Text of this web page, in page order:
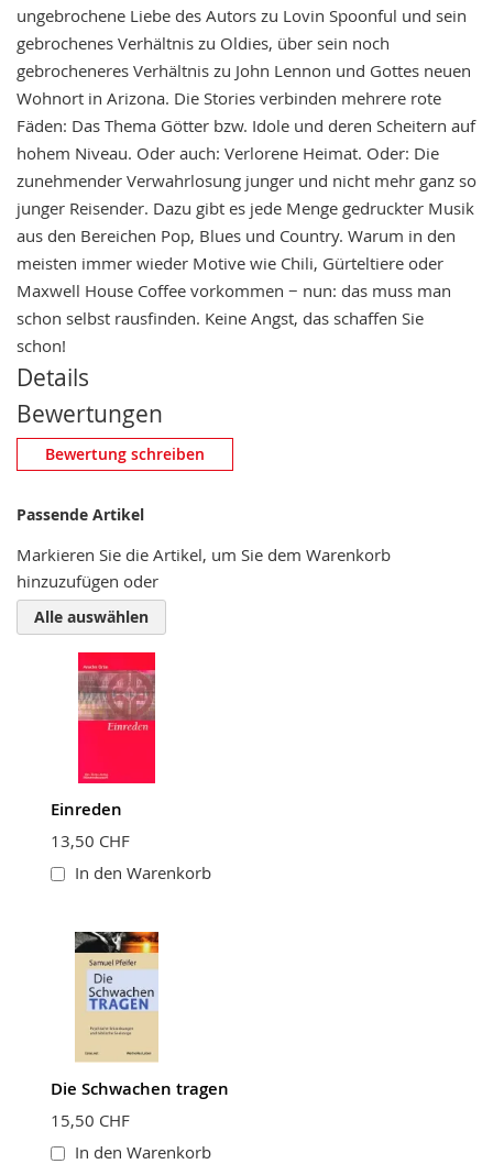
ungebrochene Liebe des Autors zu Lovin Spoonful und sein
gebrochenes Verhältnis zu Oldies, über sein noch
gebrocheneres Verhältnis zu John Lennon und Gottes neuen
Wohnort in Arizona. Die Stories verbinden mehrere rote
Fäden: Das Thema Götter bzw. Idole und deren Scheitern auf
hohem Niveau. Oder auch: Verlorene Heimat. Oder: Die
zunehmender Verwahrlosung junger und nicht mehr ganz so
junger Reisender. Dazu gibt es jede Menge gedruckter Musik
aus den Bereichen Pop, Blues und Country. Warum in den
meisten immer wieder Motive wie Chili, Gürteltiere oder
Maxwell House Coffee vorkommen − nun: das muss man
schon selbst rausfinden. Keine Angst, das schaffen Sie
schon!
Details
Bewertungen
Eigene Bewertung schreiben
Nickname
Zusammenfassung
Bewertung
Bewertung schreiben
Passende Artikel
Markieren Sie die Artikel, um Sie dem Warenkorb
hinzuzufügen oder
Alle auswählen
Einreden
13,50 CHF
In den Warenkorb
Die Schwachen tragen
15,50 CHF
In den Warenkorb